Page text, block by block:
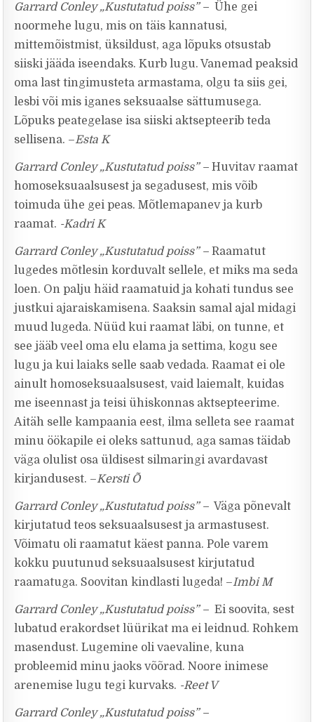
Garrard Conley „Kustutatud poiss” – Ühe gei
noormehe lugu, mis on täis kannatusi,
mittemõistmist, üksildust, aga lõpuks otsustab
siiski jääda iseendaks. Kurb lugu. Vanemad peaksid
oma last tingimusteta armastama, olgu ta siis gei,
lesbi või mis iganes seksuaalse sättumusega.
Lõpuks peategelase isa siiski aktsepteerib teda
sellisena. –Esta K
Garrard Conley „Kustutatud poiss” – Huvitav raamat
homoseksuaalsusest ja segadusest, mis võib
toimuda ühe gei peas. Mõtlemapanev ja kurb
raamat. -Kadri K
Garrard Conley „Kustutatud poiss” – Raamatut
lugedes mõtlesin korduvalt sellele, et miks ma seda
loen. On palju häid raamatuid ja kohati tundus see
justkui ajaraiskamisena. Saaksin samal ajal midagi
muud lugeda. Nüüd kui raamat läbi, on tunne, et
see jääb veel oma elu elama ja settima, kogu see
lugu ja kui laiaks selle saab vedada. Raamat ei ole
ainult homoseksuaalsusest, vaid laiemalt, kuidas
me iseennast ja teisi ühiskonnas aktsepteerime.
Aitäh selle kampaania eest, ilma selleta see raamat
minu öökapile ei oleks sattunud, aga samas täidab
väga olulist osa üldisest silmaringi avardavast
kirjandusest. –Kersti Õ
Garrard Conley „Kustutatud poiss” – Väga põnevalt
kirjutatud teos seksuaalsusest ja armastusest.
Võimatu oli raamatut käest panna. Pole varem
kokku puutunud seksuaalsusest kirjutatud
raamatuga. Soovitan kindlasti lugeda! –Imbi M
Garrard Conley „Kustutatud poiss” – Ei soovita, sest
lubatud erakordset lüürikat ma ei leidnud. Rohkem
masendust. Lugemine oli vaevaline, kuna
probleemid minu jaoks võõrad. Noore inimese
arenemise lugu tegi kurvaks. -Reet V
Garrard Conley „Kustutatud poiss” –